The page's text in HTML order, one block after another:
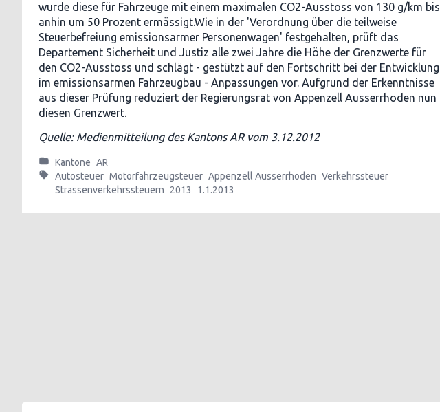
wurde diese für Fahrzeuge mit einem maximalen CO2-Ausstoss von 130 g/km bis
anhin um 50 Prozent ermässigt.Wie in der 'Verordnung über die teilweise
Steuerbefreiung emissionsarmer Personenwagen' festgehalten, prüft das
Departement Sicherheit und Justiz alle zwei Jahre die Höhe der Grenzwerte für
den CO2-Ausstoss und schlägt - gestützt auf den Fortschritt bei der Entwicklung
im emissionsarmen Fahrzeugbau - Anpassungen vor. Aufgrund der Erkenntnisse
aus dieser Prüfung reduziert der Regierungsrat von Appenzell Ausserrhoden nun
diesen Grenzwert.
Quelle: Medienmitteilung des Kantons AR vom 3.12.2012
Kantone AR
Autosteuer Motorfahrzeugsteuer Appenzell Ausserrhoden Verkehrssteuer
Strassenverkehrssteuern
2013 1.1.2013